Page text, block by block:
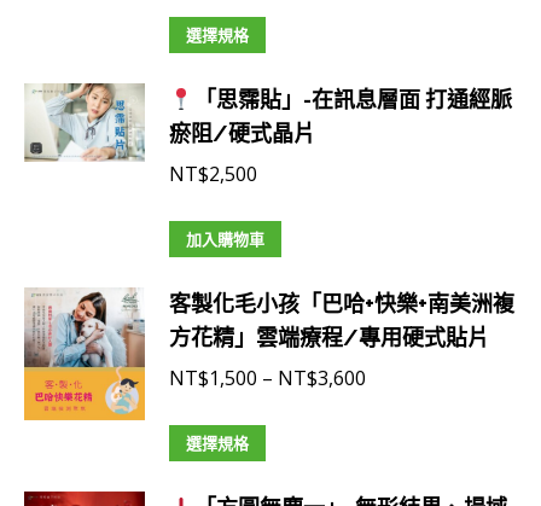
NT$5,000
選擇規格
品
有
可
在
產
「思霈貼」-在訊息層面 打通經脈
瘀阻/硬式晶片
NT$2,500
加入購物車
客製化毛小孩「巴哈+快樂+南美洲複
方花精」雲端療程/專用硬式貼片
NT$1,500 – NT$3,600
選擇規格